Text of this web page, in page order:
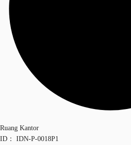
Ruang Kantor
ID：
IDN-P-0018P1